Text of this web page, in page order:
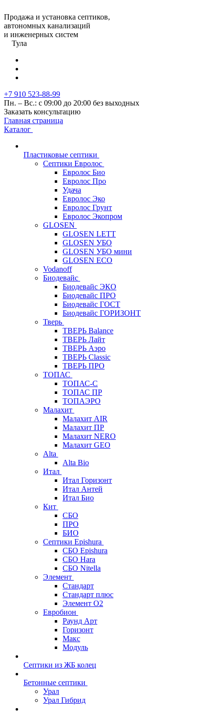
Продажа и установка септиков,
автономных канализаций
и инженерных систем
Тула
+7 910 523-88-99
Пн. – Вс.: с 09:00 до 20:00 без выходных
Заказать консультацию
Главная страница
Каталог
Пластиковые септики
Септики Евролос
Евролос Био
Евролос Про
Удача
Евролос Эко
Евролос Грунт
Евролос Экопром
GLOSEN
GLOSEN LETT
GLOSEN УБО
GLOSEN УБО мини
GLOSEN ECO
Vodanoff
Биодевайс
Биодевайс ЭКО
Биодевайс ПРО
Биодевайс ГОСТ
Биодевайс ГОРИЗОНТ
Тверь
ТВЕРЬ Balance
ТВЕРЬ Лайт
ТВЕРЬ Аэро
ТВЕРЬ Classic
ТВЕРЬ ПРО
ТОПАС
ТОПАС-С
ТОПАС ПР
ТОПАЭРО
Малахит
Малахит AIR
Малахит ПР
Малахит NERO
Малахит GEO
Alta
Alta Bio
Итал
Итал Горизонт
Итал Антей
Итал Био
Кит
СБО
ПРО
БИО
Септики Epishura
СБО Epishura
СБО Hara
СБО Nitella
Элемент
Стандарт
Стандарт плюс
Элемент О2
Евробион
Раунд Арт
Горизонт
Макс
Модуль
Септики из ЖБ колец
Бетонные септики
Урал
Урал Гибрид